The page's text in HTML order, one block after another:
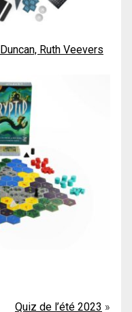
Ruth Veevers
Quiz de l’été 2023